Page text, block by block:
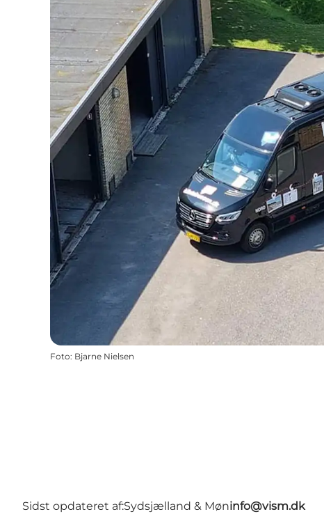
Foto: Bjarne Nielsen
Sidst opdateret af:Sydsjælland & Møninfo@vism.dk